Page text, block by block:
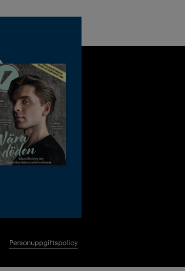
Personuppgiftspolicy